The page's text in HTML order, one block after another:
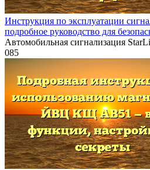
Инструкция по эксплуатации
подробное руководство для
Автомобильная сигнализация
085